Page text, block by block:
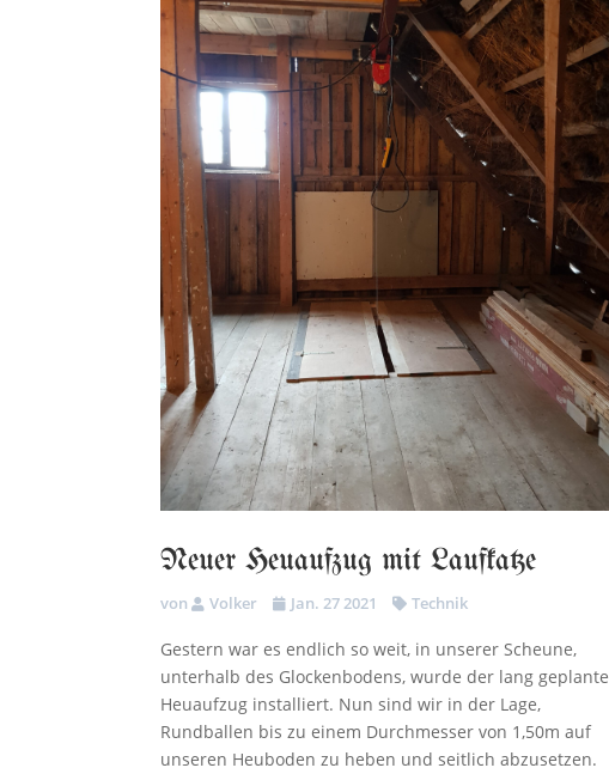
Neuer Heuaufzug mit Laufkatze
von Volker Jan. 27 2021 Technik
Gestern war es endlich so weit, in unserer Scheune,
unterhalb des Glockenbodens, wurde der lang geplante
Heuaufzug installiert. Nun sind wir in der Lage,
Rundballen bis zu einem Durchmesser von 1,50m auf
unseren Heuboden zu heben und seitlich abzusetzen.